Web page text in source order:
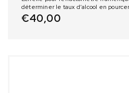
déterminer le taux d’alcool en
€40,00